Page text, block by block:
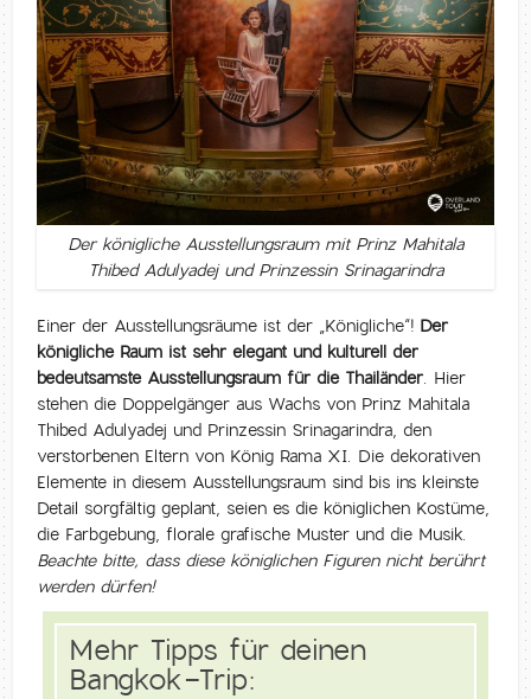
Der königliche Ausstellungsraum mit Prinz Mahitala
Thibed Adulyadej und Prinzessin Srinagarindra
Einer der Ausstellungsräume ist der „Königliche“! Der
königliche Raum ist sehr elegant und kulturell der
bedeutsamste Ausstellungsraum für die Thailänder. Hier
stehen die Doppelgänger aus Wachs von Prinz Mahitala
Thibed Adulyadej und Prinzessin Srinagarindra, den
verstorbenen Eltern von König Rama XI. Die dekorativen
Elemente in diesem Ausstellungsraum sind bis ins kleinste
Detail sorgfältig geplant, seien es die königlichen Kostüme,
die Farbgebung, florale grafische Muster und die Musik.
Beachte bitte, dass diese königlichen Figuren nicht berührt
werden dürfen!
Mehr Tipps für deinen
Bangkok-Trip: